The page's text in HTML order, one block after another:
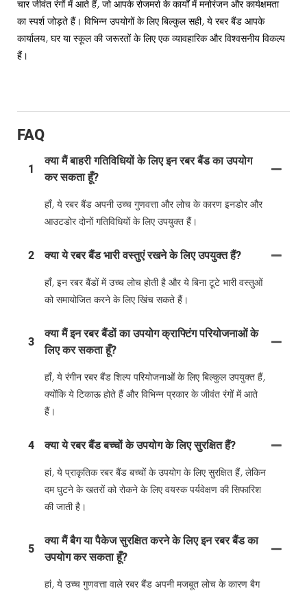
चार जीवंत रंगों में आते हैं, जो आपके रोजमर्रा के कार्यों में मनोरंजन और कार्यक्षमता
का स्पर्श जोड़ते हैं। विभिन्न उपयोगों के लिए बिल्कुल सही, ये रबर बैंड आपके
कार्यालय, घर या स्कूल की जरूरतों के लिए एक व्यावहारिक और विश्वसनीय विकल्प
हैं।
FAQ
1
क्या मैं बाहरी गतिविधियों के लिए इन रबर बैंड का उपयोग
कर सकता हूँ?
हाँ, ये रबर बैंड अपनी उच्च गुणवत्ता और लोच के कारण इनडोर और
आउटडोर दोनों गतिविधियों के लिए उपयुक्त हैं।
2 क्या ये रबर बैंड भारी वस्तुएं रखने के लिए उपयुक्त हैं?
हाँ, इन रबर बैंडों में उच्च लोच होती है और ये बिना टूटे भारी वस्तुओं
को समायोजित करने के लिए खिंच सकते हैं।
3
क्या मैं इन रबर बैंडों का उपयोग क्राफ्टिंग परियोजनाओं के
लिए कर सकता हूँ?
हाँ, ये रंगीन रबर बैंड शिल्प परियोजनाओं के लिए बिल्कुल उपयुक्त हैं,
क्योंकि ये टिकाऊ होते हैं और विभिन्न प्रकार के जीवंत रंगों में आते
हैं।
4 क्या ये रबर बैंड बच्चों के उपयोग के लिए सुरक्षित हैं?
हां, ये प्राकृतिक रबर बैंड बच्चों के उपयोग के लिए सुरक्षित हैं, लेकिन
दम घुटने के खतरों को रोकने के लिए वयस्क पर्यवेक्षण की सिफारिश
की जाती है।
5
क्या मैं बैग या पैकेज सुरक्षित करने के लिए इन रबर बैंड का
उपयोग कर सकता हूँ?
हां, ये उच्च गुणवत्ता वाले रबर बैंड अपनी मजबूत लोच के कारण बैग